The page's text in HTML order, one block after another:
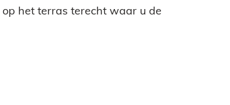
het terras terecht waar u de